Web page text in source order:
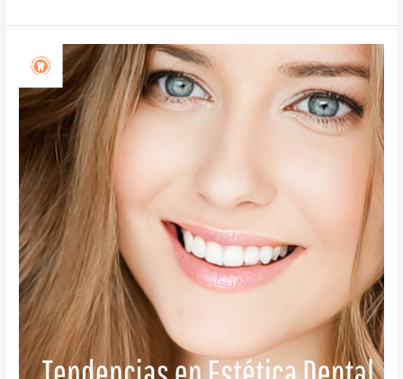
TENDENCIAS
EN
ESTÉTICA
DENTAL